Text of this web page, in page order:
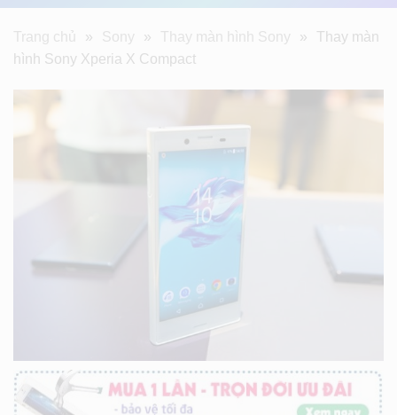
Trang chủ » Sony » Thay màn hình Sony »
Thay màn
hình Sony Xperia X Compact